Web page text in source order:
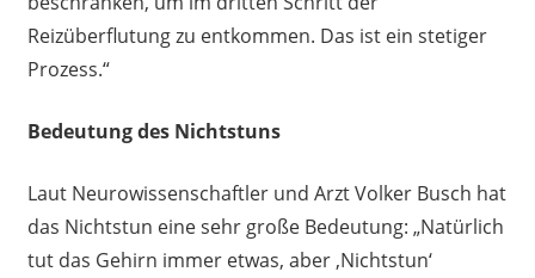
Reizüberflutung zu entkommen. Das ist ein stetiger
Prozess.“
Bedeutung des Nichtstuns
Laut Neurowissenschaftler und Arzt Volker Busch hat
das Nichtstun eine sehr große Bedeutung: „Natürlich
tut das Gehirn immer etwas, aber ‚Nichtstun‘